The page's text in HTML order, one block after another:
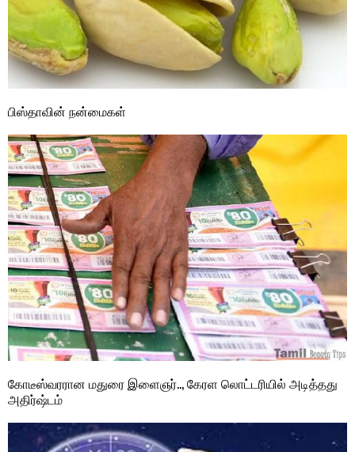
பிஸ்தாவின் நன்மைகள்
கோடீஸ்வரரான மதுரை இளைஞர்.., கேரள லொட்டரியில் அடித்தது
அதிர்ஷ்டம்